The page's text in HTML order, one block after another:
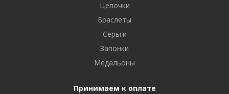
Цепочки
Браслеты
Серьги
Запонки
Медальоны
Принимаем к оплате